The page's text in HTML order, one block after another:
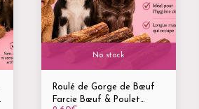
No stock
Roulé de Gorge de Bœuf
Farcie Bœuf & Poulet